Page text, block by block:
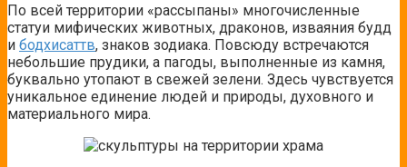
По всей территории «рассыпаны» многочисленные
статуи мифических животных, драконов, изваяния будд
и бодхисаттв, знаков зодиака. Повсюду встречаются
небольшие прудики, а пагоды, выполненные из камня,
буквально утопают в свежей зелени. Здесь чувствуется
уникальное единение людей и природы, духовного и
материального мира.